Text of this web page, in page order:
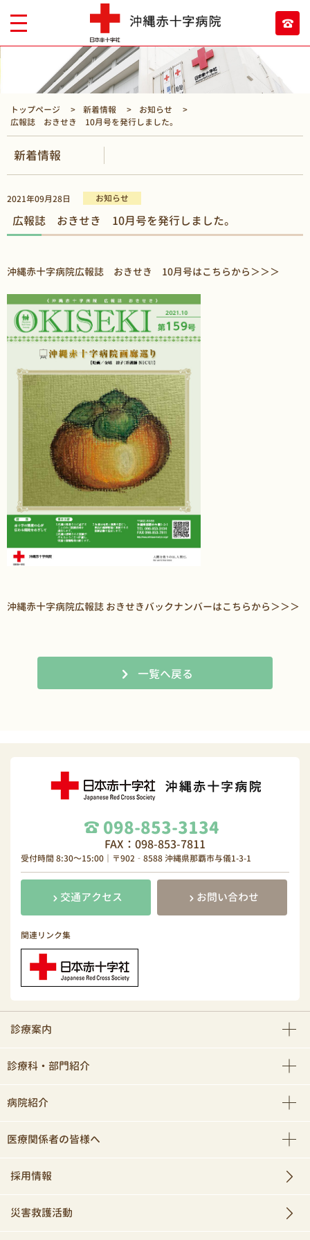
トップページ 新着情報
お知らせ
広報誌 おきせき 10月号を発行しました。
新着情報
2021年09月28日 お知らせ
広報誌 おきせき 10月号を発行しました。
沖縄赤十字病院広報誌 おきせき 10月号はこちらから＞＞＞
沖縄赤十字病院広報誌 おきせきバックナンバーはこちらから＞＞＞
一覧へ戻る
098-853-3134
FAX：098-853-7811
受付時間 8:30～15:00｜〒902‐8588 沖縄県那覇市与儀1-3-1
交通アクセス お問い合わせ
関連リンク集
診療案内
診療科・部門紹介
病院紹介
医療関係者の皆様へ
採用情報
災害救護活動